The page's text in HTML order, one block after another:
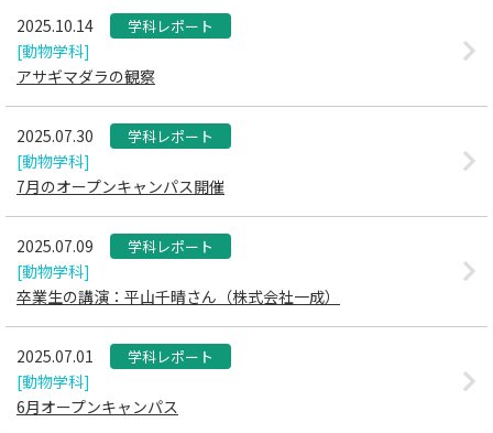
2025.10.14 学科レポート
[動物学科]
アサギマダラの観察
2025.07.30 学科レポート
[動物学科]
7月のオープンキャンパス開催
2025.07.09 学科レポート
[動物学科]
卒業生の講演：平山千晴さん（株式会社一成）
2025.07.01 学科レポート
[動物学科]
6月オープンキャンパス